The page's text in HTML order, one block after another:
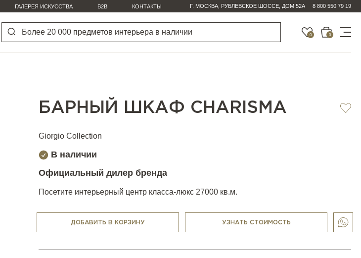
ГАЛЕРЕЯ ИСКУССТВА B2B КОНТАКТЫ Г. МОСКВА, РУБЛЕВСКОЕ ШОССЕ, ДОМ 52А 8 800 550 79 19
0 0
БАРНЫЙ ШКАФ CHARISMA
Giorgio Collection
В наличии
Официальный дилер бренда
Посетите интерьерный центр класса-люкс 27000 кв.м.
ДОБАВИТЬ В КОРЗИНУ УЗНАТЬ СТОИМОСТЬ